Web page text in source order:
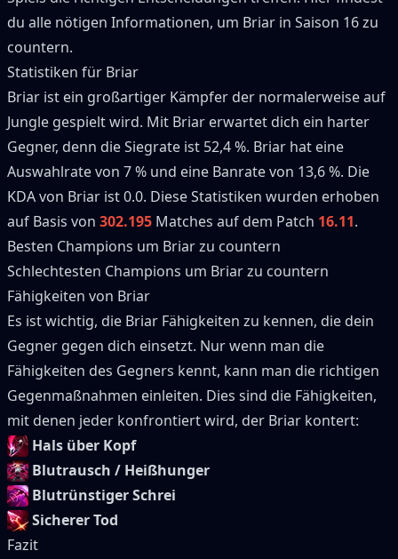
du alle nötigen Informationen, um Briar in Saison 16zu
countern.
Statistiken für Briar
Briar ist ein großartiger Kämpfer der normalerweise auf
Jungle gespielt wird. Mit Briar erwartet dich ein harter
Gegner, denn die Siegrate ist 52,4 %. Briar hat eine
Auswahlrate von 7 % und eine Banrate von 13,6 %. Die
KDA von Briar ist 0.0. Diese Statistiken wurden erhoben
auf Basis von 302.195 Matches auf dem Patch 16.11.
Besten Champions um Briarzu countern
Schlechtesten Champions um Briarzu countern
Fähigkeiten von Briar
Es ist wichtig, die Briar Fähigkeiten zu kennen, die dein
Gegner gegen dich einsetzt. Nur wenn man die
Fähigkeiten des Gegners kennt, kann man die richtigen
Gegenmaßnahmen einleiten. Dies sind die Fähigkeiten,
mit denen jeder konfrontiert wird, der Briar kontert:
Hals über Kopf
Blutrausch / Heißhunger
Blutrünstiger Schrei
Sicherer Tod
Fazit